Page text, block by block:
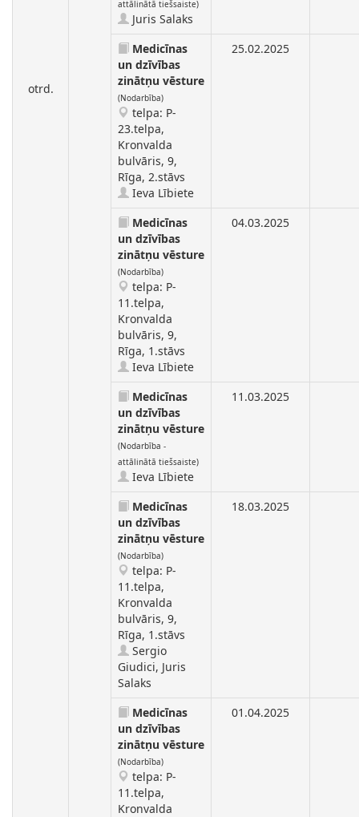
otrd.
attālinātā tiešsaiste)
Juris Salaks
Medicīnas
un dzīvības
zinātņu vēsture
(Nodarbība)
telpa: P-
23.telpa,
Kronvalda
bulvāris, 9,
Rīga, 2.stāvs
Ieva Lībiete
25.02.2025
Medicīnas
un dzīvības
zinātņu vēsture
(Nodarbība)
telpa: P-
11.telpa,
Kronvalda
bulvāris, 9,
Rīga, 1.stāvs
Ieva Lībiete
04.03.2025
Medicīnas
un dzīvības
zinātņu vēsture
(Nodarbība -
attālinātā tiešsaiste)
Ieva Lībiete
11.03.2025
Medicīnas
un dzīvības
zinātņu vēsture
(Nodarbība)
telpa: P-
11.telpa,
Kronvalda
bulvāris, 9,
Rīga, 1.stāvs
Sergio
Giudici, Juris
Salaks
18.03.2025
Medicīnas
un dzīvības
zinātņu vēsture
(Nodarbība)
telpa: P-
11.telpa,
Kronvalda
01.04.2025